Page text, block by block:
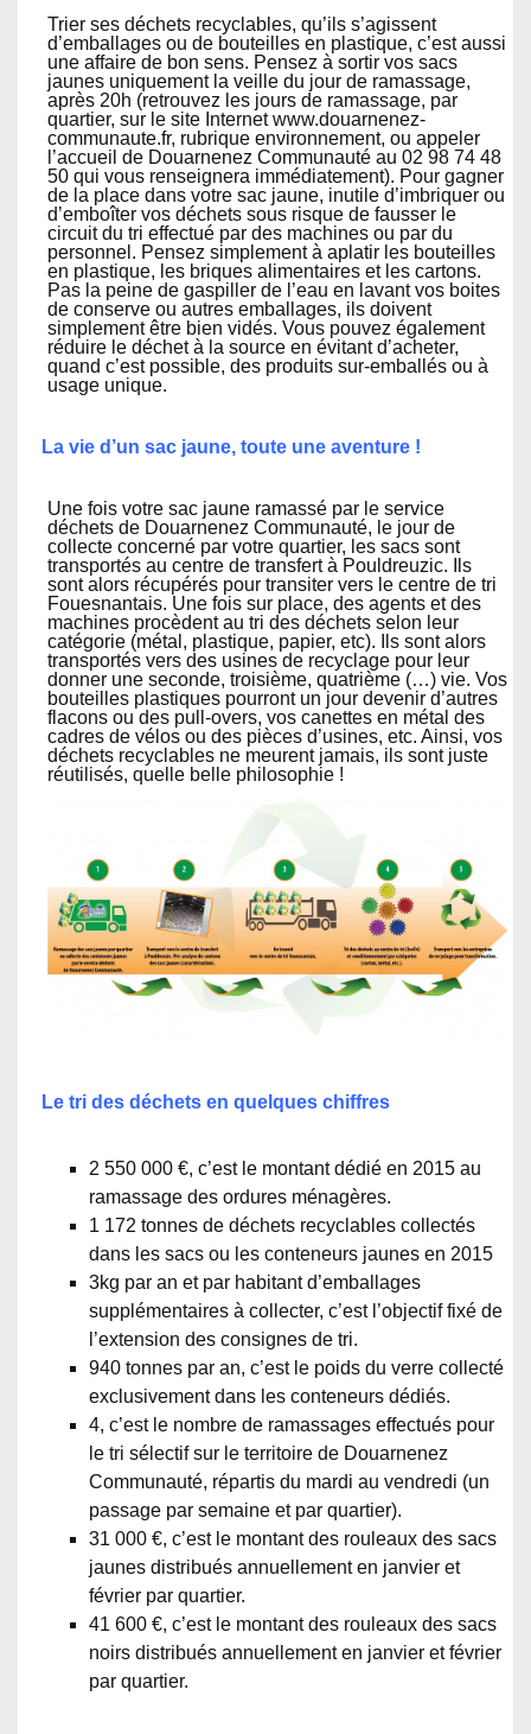
Trier ses déchets recyclables, qu’ils s’agissent
d’emballages ou de bouteilles en plastique, c’est aussi
une affaire de bon sens. Pensez à sortir vos sacs
jaunes uniquement la veille du jour de ramassage,
après 20h (retrouvez les jours de ramassage, par
quartier, sur le site Internet www.douarnenez-
communaute.fr, rubrique environnement, ou appeler
l’accueil de Douarnenez Communauté au 02 98 74 48
50 qui vous renseignera immédiatement). Pour gagner
de la place dans votre sac jaune, inutile d’imbriquer ou
d’emboîter vos déchets sous risque de fausser le
circuit du tri effectué par des machines ou par du
personnel. Pensez simplement à aplatir les bouteilles
en plastique, les briques alimentaires et les cartons.
Pas la peine de gaspiller de l’eau en lavant vos boites
de conserve ou autres emballages, ils doivent
simplement être bien vidés. Vous pouvez également
réduire le déchet à la source en évitant d’acheter,
quand c’est possible, des produits sur-emballés ou à
usage unique.
La vie d’un sac jaune, toute une aventure !
Une fois votre sac jaune ramassé par le service
déchets de Douarnenez Communauté, le jour de
collecte concerné par votre quartier, les sacs sont
transportés au centre de transfert à Pouldreuzic. Ils
sont alors récupérés pour transiter vers le centre de tri
Fouesnantais. Une fois sur place, des agents et des
machines procèdent au tri des déchets selon leur
catégorie (métal, plastique, papier, etc). Ils sont alors
transportés vers des usines de recyclage pour leur
donner une seconde, troisième, quatrième (…) vie. Vos
bouteilles plastiques pourront un jour devenir d’autres
flacons ou des pull-overs, vos canettes en métal des
cadres de vélos ou des pièces d’usines, etc. Ainsi, vos
déchets recyclables ne meurent jamais, ils sont juste
réutilisés, quelle belle philosophie !
Le tri des déchets en quelques chiffres
2 550 000 €, c’est le montant dédié en 2015 au
ramassage des ordures ménagères.
1 172 tonnes de déchets recyclables collectés
dans les sacs ou les conteneurs jaunes en 2015
3kg par an et par habitant d’emballages
supplémentaires à collecter, c’est l’objectif fixé de
l’extension des consignes de tri.
940 tonnes par an, c’est le poids du verre collecté
exclusivement dans les conteneurs dédiés.
4, c’est le nombre de ramassages effectués pour
le tri sélectif sur le territoire de Douarnenez
Communauté, répartis du mardi au vendredi (un
passage par semaine et par quartier).
31 000 €, c’est le montant des rouleaux des sacs
jaunes distribués annuellement en janvier et
février par quartier.
41 600 €, c’est le montant des rouleaux des sacs
noirs distribués annuellement en janvier et février
par quartier.